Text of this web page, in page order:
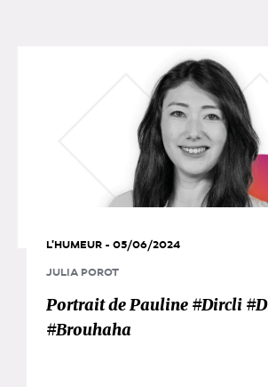
L'HUMEUR - 05/06/2024
JULIA POROT
Portrait de Pauline #Dircli
#Brouhaha